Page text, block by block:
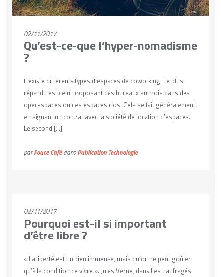
02/11/2017
Qu’est-ce-que l’hyper-nomadisme
?
Il existe différents types d’espaces de coworking. Le plus
répandu est celui proposant des bureaux au mois dans des
open-spaces ou des espaces clos. Cela se fait généralement
en signant un contrat avec la société de location d’espaces.
Le second […]
parPouce Café dansPublication Technologie
02/11/2017
Pourquoi est-il si important
d’être libre ?
« La liberté est un bien immense, mais qu’on ne peut goûter
qu’à la condition de vivre ». Jules Verne, dans Les naufragés